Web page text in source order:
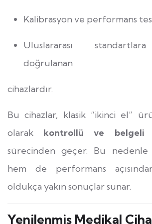
Kalibrasyon ve performans
Uluslararası
doğrulanan
cihazlardır.
Bu cihazlar, klasik “ikinci el”
olarak kontrollü ve belgeli
sürecinden geçer. Bu
hem de performans
oldukça yakın sonuçlar sunar.
Yenilenmiş Medikal